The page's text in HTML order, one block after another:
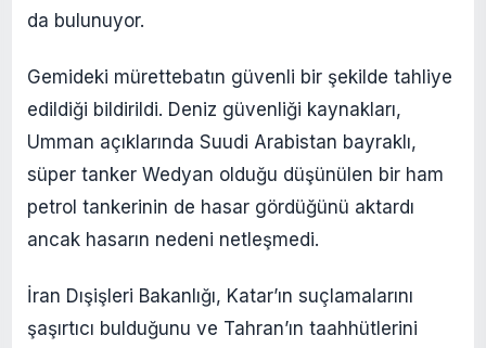
da bulunuyor.
Gemideki mürettebatın güvenli bir şekilde tahliye
edildiği bildirildi. Deniz güvenliği kaynakları,
Umman açıklarında Suudi Arabistan bayraklı,
süper tanker Wedyan olduğu düşünülen bir ham
petrol tankerinin de hasar gördüğünü aktardı
ancak hasarın nedeni netleşmedi.
İran Dışişleri Bakanlığı, Katar’ın suçlamalarını
şaşırtıcı bulduğunu ve Tahran’ın taahhütlerini